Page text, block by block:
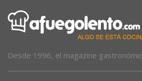
Desde 1996, el magazine